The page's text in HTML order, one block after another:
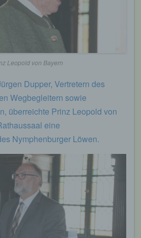
Leopold von Bayern
Dupper, Vertretern des
Wegbegleitern sowie
überreichte Prinz Leopold von
eine
Nymphenburger Löwen.